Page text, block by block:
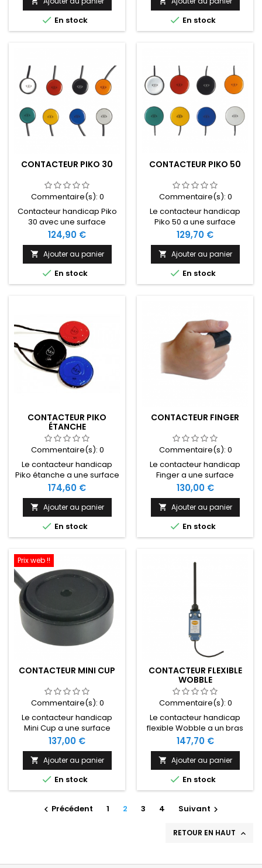
le Bluetooth (tel qu'un
ordinateur, un smartphone
ou une tablette).
 En stock
couleurs interchangeables.
 En stock
CONTACTEUR PIKO 30
Commentaire(s): 0
Contacteur handicap Piko
30 avec une surface
d'activation de 3 cm et une
force d'activation de 75 g à
250 g. Disponible en 8
couleurs.
Prix
124,90 €
 Ajouter au panier
 En stock
CONTACTEUR PIKO 50
Commentaire(s): 0
Le contacteur handicap
Piko 50 a une surface
d'activation de 5 cm et une
force d'activation de 75 g à
250 g. Il est disponible en 8
couleurs.
Prix
129,70 €
 Ajouter au panier
 En stock
CONTACTEUR PIKO
ÉTANCHE
Commentaire(s): 0
Le contacteur handicap
Piko étanche a une surface
d'activation de 3 ou 5 cm et
une force d'activation de
125 g. Il est disponible en 3
couleurs.
Prix
174,60 €
 Ajouter au panier
 En stock
CONTACTEUR FINGER
Commentaire(s): 0
Le contacteur handicap
Finger a une surface
d'activation de 0.9 cm ainsi
qu'une force d'activation
de 75 g. Il se place autour
du doigt à l'aide de la
bande Velcro.
Prix
130,00 €
 Ajouter au panier
 En stock
Prix web !!
CONTACTEUR MINI CUP
Commentaire(s): 0
Le contacteur handicap
Mini Cup a une surface
d'activation de 2,4 cm et
une force d'activation de
140 g. Le Mini Cup a un
indice de protection IP67.
Prix
137,00 €
 Ajouter au panier
 En stock
CONTACTEUR FLEXIBLE
WOBBLE
Commentaire(s): 0
Le contacteur handicap
flexible Wobble a un bras
flexible d'activation de 10,1
cm, une force d'activation
de 132 g. Le flexible se
déplace à 360 degrés.
Prix
147,70 €
 Ajouter au panier
 En stock
 Précédent 1 2 3 4 Suivant 
RETOUR EN HAUT 